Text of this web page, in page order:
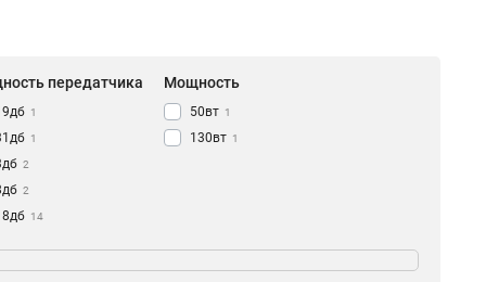
передатчика
1
1
2
2
14
Мощность
50вт 1
130вт 1
1 2.5А 1